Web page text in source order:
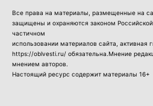
Все права на материалы, размещенные на
защищены и охраняются законом
частичном
использовании материалов сайта, активная
https://oblvesti.ru/ обязательна.Мнение
мнением авторов.
Настоящий ресурс содержит материалы 16+